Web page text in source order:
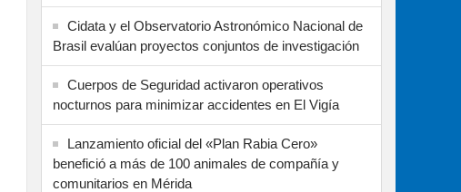
Cidata y el Observatorio Astronómico Nacional de
Brasil evalúan proyectos conjuntos de investigación
Cuerpos de Seguridad activaron operativos
nocturnos para minimizar accidentes en El Vigía
Lanzamiento oficial del «Plan Rabia Cero»
benefició a más de 100 animales de compañía y
comunitarios en Mérida